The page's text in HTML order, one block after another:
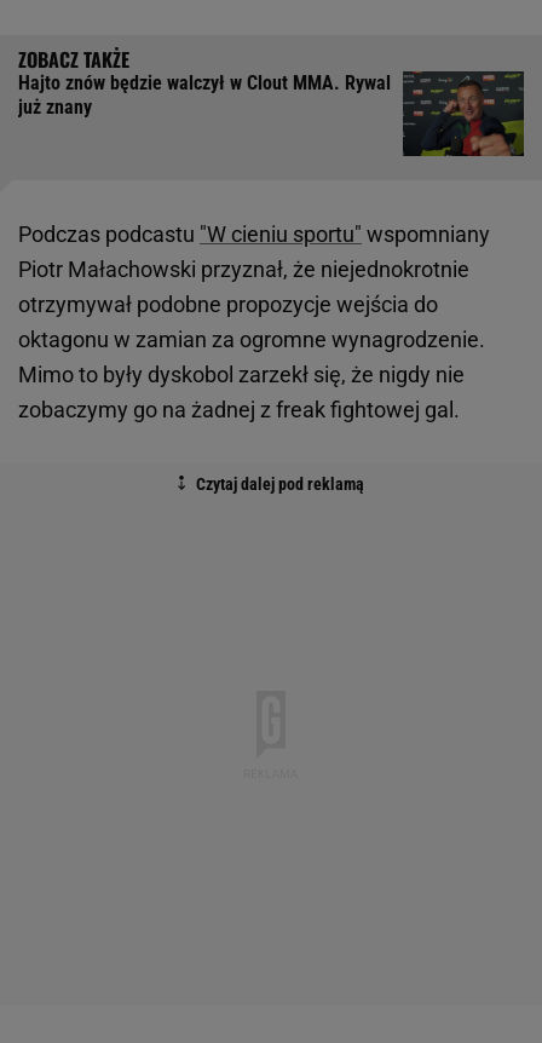
Hajto znów będzie walczył w Clout MMA. Rywal
już znany
Podczas podcastu "W cieniu sportu" wspomniany
Piotr Małachowski przyznał, że niejednokrotnie
otrzymywał podobne propozycje wejścia do
oktagonu w zamian za ogromne wynagrodzenie.
Mimo to były dyskobol zarzekł się, że nigdy nie
zobaczymy go na żadnej z freak fightowej gal.